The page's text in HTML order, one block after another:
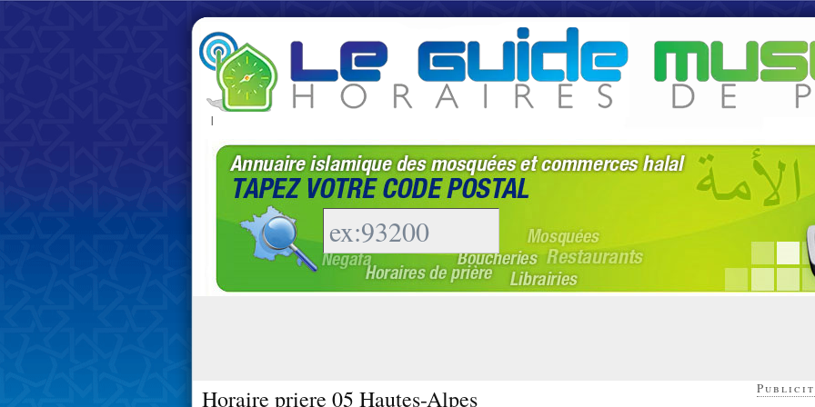
|
Horaire priere 05 Hautes-Alpes